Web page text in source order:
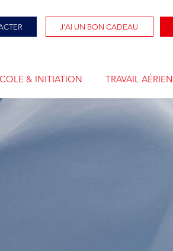
J'AI UN BON CADEAU
& INITIATION TRAVAIL AÉRIEN